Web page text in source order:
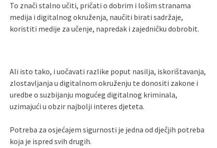
To znači stalno učiti, pričati o dobrim i lošim stranama
medija i digitalnog okruženja, naučiti birati sadržaje,
koristiti medije za učenje, napredak i zajedničku dobrobit.
Ali isto tako, i uočavati razlike poput nasilja, iskorištavanja,
zlostavljanja u digitalnom okruženju te donositi zakone i
uredbe o suzbijanju mogućeg digitalnog kriminala,
uzimajući u obzir najbolji interes djeteta.
Potreba za osjećajem sigurnosti je jedna od dječjih potreba
koja je ispred svih drugih.